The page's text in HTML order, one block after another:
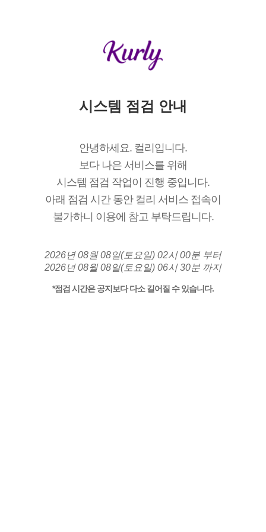
시스템 점검 안내
안녕하세요. 컬리입니다.
보다 나은 서비스를 위해
시스템 점검 작업이 진행 중입니다.
아래 점검 시간 동안 컬리 서비스 접속이
불가하니 이용에 참고 부탁드립니다.
2026년 08월 08일(토요일) 02시 00분 부터
2026년 08월 08일(토요일) 06시 30분 까지
*점검 시간은 공지보다 다소 길어질 수 있습니다.